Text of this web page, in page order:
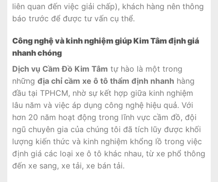
liên quan đến việc giải chấp), khách hàng nên thông
báo trước để được tư vấn cụ thể.
Công nghệ và kinh nghiệm giúp Kim Tâm định giá
nhanh chóng
Dịch vụ Cầm Đồ Kim Tâm tự hào là một trong
những địa chỉ cầm xe ô tô thẩm định nhanh hàng
đầu tại TPHCM, nhờ sự kết hợp giữa kinh nghiệm
lâu năm và việc áp dụng công nghệ hiệu quả. Với
hơn 20 năm hoạt động trong lĩnh vực cầm đồ, đội
ngũ chuyên gia của chúng tôi đã tích lũy được khối
lượng kiến thức và kinh nghiệm khổng lồ trong việc
định giá các loại xe ô tô khác nhau, từ xe phổ thông
đến xe sang, xe tải, xe bán tải.